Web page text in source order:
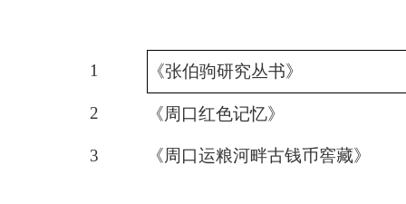
1 《张伯驹研究丛书》
2 《周口红色记忆》
3 《周口运粮河畔古钱币窖藏》